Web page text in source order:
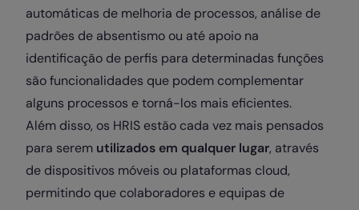
automáticas de melhoria de processos, análise de
padrões de absentismo ou até apoio na
identificação de perfis para determinadas funções
são funcionalidades que podem complementar
alguns processos e torná-los mais eficientes.
Além disso, os HRIS estão cada vez mais pensados
para serem utilizados em qualquer lugar, através
de dispositivos móveis ou plataformas cloud,
permitindo que colaboradores e equipas de